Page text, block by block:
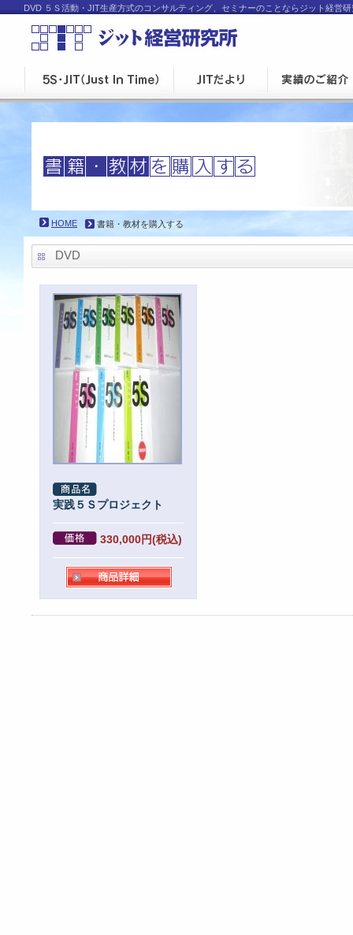
DVD ５Ｓ活動・JIT生産方式のコンサルティング、セミナーのことならジット経営
HOME 書籍・教材を購入する
DVD
実践５Ｓプロジェクト
330,000円(税込)